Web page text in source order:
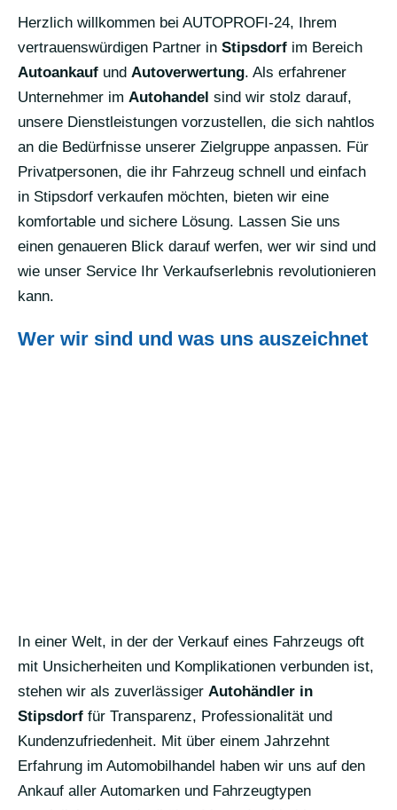
Herzlich willkommen bei AUTOPROFI-24, Ihrem
vertrauenswürdigen Partner in Stipsdorf im Bereich
Autoankauf und Autoverwertung. Als erfahrener
Unternehmer im Autohandel sind wir stolz darauf,
unsere Dienstleistungen vorzustellen, die sich nahtlos
an die Bedürfnisse unserer Zielgruppe anpassen. Für
Privatpersonen, die ihr Fahrzeug schnell und einfach
in Stipsdorf verkaufen möchten, bieten wir eine
komfortable und sichere Lösung. Lassen Sie uns
einen genaueren Blick darauf werfen, wer wir sind und
wie unser Service Ihr Verkaufserlebnis revolutionieren
kann.
Wer wir sind und was uns auszeichnet
In einer Welt, in der der Verkauf eines Fahrzeugs oft
mit Unsicherheiten und Komplikationen verbunden ist,
stehen wir als zuverlässiger Autohändler in
Stipsdorf für Transparenz, Professionalität und
Kundenzufriedenheit. Mit über einem Jahrzehnt
Erfahrung im Automobilhandel haben wir uns auf den
Ankauf aller Automarken und Fahrzeugtypen